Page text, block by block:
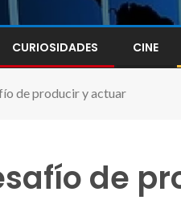
CURIOSIDADES CINE
de producir y actuar
de